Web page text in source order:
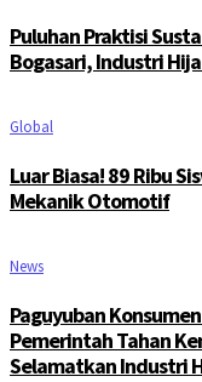
Puluhan Praktisi
Bogasari, Industri
Global
Luar Biasa! 89 Ribu
Mekanik Otomotif
News
Paguyuban
Pemerintah Tahan
Selamatkan Industri